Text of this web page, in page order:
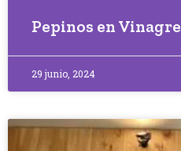
Pepinos en Vinagre
29 junio, 2024